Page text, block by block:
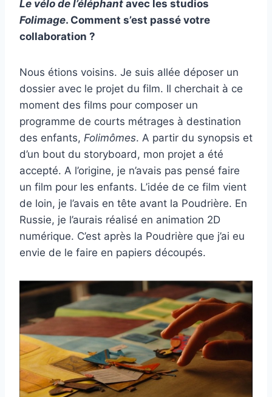
Le vélo de l’éléphant avec les studios
Folimage. Comment s’est passé votre
collaboration ?
Nous étions voisins. Je suis allée déposer un
dossier avec le projet du film. Il cherchait à ce
moment des films pour composer un
programme de courts métrages à destination
des enfants, Folimômes. A partir du synopsis et
d’un bout du storyboard, mon projet a été
accepté. A l’origine, je n’avais pas pensé faire
un film pour les enfants. L’idée de ce film vient
de loin, je l’avais en tête avant la Poudrière. En
Russie, je l’aurais réalisé en animation 2D
numérique. C’est après la Poudrière que j’ai eu
envie de le faire en papiers découpés.